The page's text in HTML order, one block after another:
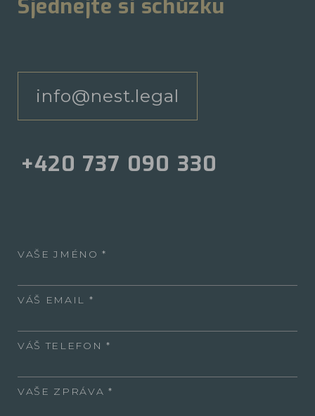
Sjednejte si schůzku
info@nest.legal
+420 737 090 330
VAŠE JMÉNO
VÁŠ EMAIL
VÁŠ TELEFON
VAŠE ZPRÁVA